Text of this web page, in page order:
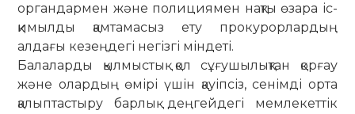
органдармен және полициямен нақты өзара іс-
қимылды қамтамасыз ету прокурорлардың
алдағы кезеңдегі негізгі міндеті.
Балаларды қылмыстық қол сұғушылықтан қорғау
және олардың өмірі үшін қауіпсіз, сенімді орта
қалыптастыру барлық деңгейдегі мемлекеттік